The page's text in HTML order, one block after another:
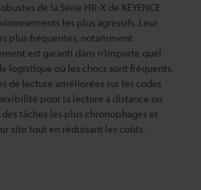
de la Série HR-X de KEYENCE
les plus agressifs. Leur
plus fréquentes, notamment
est garanti dans n’importe quel
logistique où les chocs sont fréquents.
de lecture améliorées sur les codes
pour la lecture à distance ou
tâches les plus chronophages et
site tout en réduisant les coûts.